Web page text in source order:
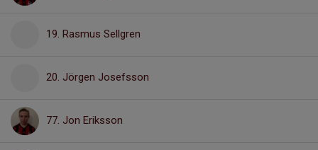
19. Rasmus Sellgren
20. Jörgen Josefsson
77. Jon Eriksson